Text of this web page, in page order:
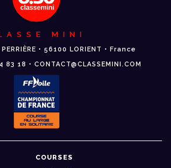
MINI
PERRIÈRE • 56100 LORIENT • France
18 • CONTACT@CLASSEMINI.COM
COURSES